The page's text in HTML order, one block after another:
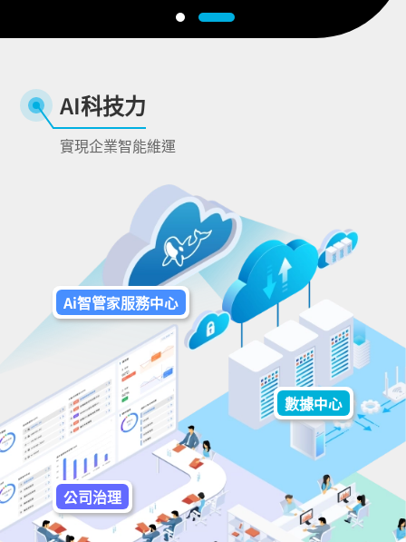
AI科技力
實現企業智能維運
Ai智管家服務中心
數據中心
公司治理